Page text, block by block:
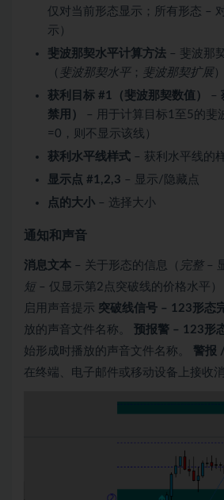
仅对当前形态显示；所有形态 –
示）
斐波那契水平计算方法 – 斐波那
（ 斐波那契水平 ； 斐波那契扩展 ）
获利目标 #1（斐波那契数值）
–
禁用）
– 用于计算目标1至5的斐
=0，则不显示该线）
获利水平线样式 – 获利水平线的
显示点 #1,2,3 – 显示/隐藏点
点的大小 – 选择大小
通知和声音
消息文本 – 关于形态的信息（ 完整–
短 – 仅显示第2点突破线的价格水平）
启用声音提示 突破线信号 – 123形态
放的声音文件名称。 预报警 – 123形
始形成时播放的声音文件名称。 警报
在终端、电子邮件或移动设备上接收消